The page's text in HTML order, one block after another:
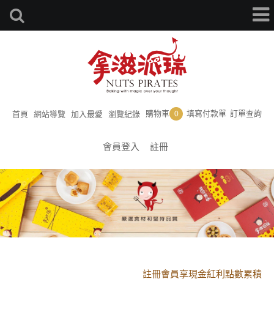
首頁 網站導覽 加入最愛 瀏覽紀錄 購物車 0 填寫付款單 訂單查詢
會員登入 註冊
註冊會員享現金紅利點數累積